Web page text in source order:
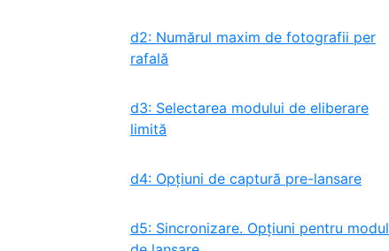
d2: Numărul maxim de fotografii per
rafală
d3: Selectarea modului de eliberare
limită
d4: Opțiuni de captură pre-lansare
d5: Sincronizare. Opțiuni pentru modul